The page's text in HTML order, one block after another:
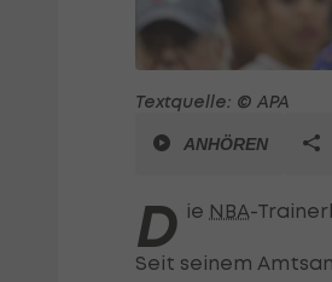
Textquelle: © APA
ANHÖREN
D ie NBA-
Seit seinem